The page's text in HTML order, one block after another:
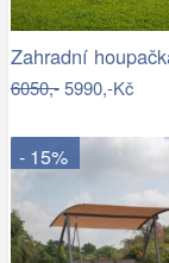
6050,-5990,-Kč
- 15%